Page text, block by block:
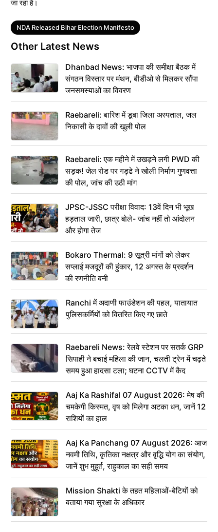
जा रहा है।
Tags
NDA Released Bihar Election Manifesto
Other Latest News
Dhanbad News: भाजपा की समीक्षा बैठक में
संगठन विस्तार पर मंथन, बीडीओ से मिलकर सौंपा
जनसमस्याओं का विवरण
Raebareli: बारिश में डूबा जिला अस्पताल, जल
निकासी के दावों की खुली पोल
Raebareli: एक महीने में उखड़ने लगी PWD की
सड़क! जेल रोड पर गड्ढे ने खोली निर्माण गुणवत्ता
की पोल, जांच की उठी मांग
JPSC-JSSC परीक्षा विवाद: 13वें दिन भी भूख
हड़ताल जारी, छात्र बोले- जांच नहीं तो आंदोलन
और होगा तेज
Bokaro Thermal: 9 सूत्री मांगों को लेकर
सप्लाई मजदूरों की हुंकार, 12 अगस्त के प्रदर्शन
की रणनीति बनी
Ranchi में अदाणी फाउंडेशन की पहल, यातायात
पुलिसकर्मियों को वितरित किए गए छाते
Raebareli News: रेलवे स्टेशन पर सतर्क GRP
सिपाही ने बचाई महिला की जान, चलती ट्रेन में चढ़ते
समय हुआ हादसा टला; घटना CCTV में कैद
Aaj Ka Rashifal 07 August 2026: मेष की
चमकेगी किस्मत, वृष को मिलेगा अटका धन, जानें 12
राशियों का हाल
Aaj Ka Panchang 07 August 2026: आज
नवमी तिथि, कृतिका नक्षत्र और वृद्धि योग का संयोग,
जानें शुभ मुहूर्त, राहुकाल का सही समय
Mission Shakti के तहत महिलाओं-बेटियों को
बताया गया सुरक्षा के अधिकार